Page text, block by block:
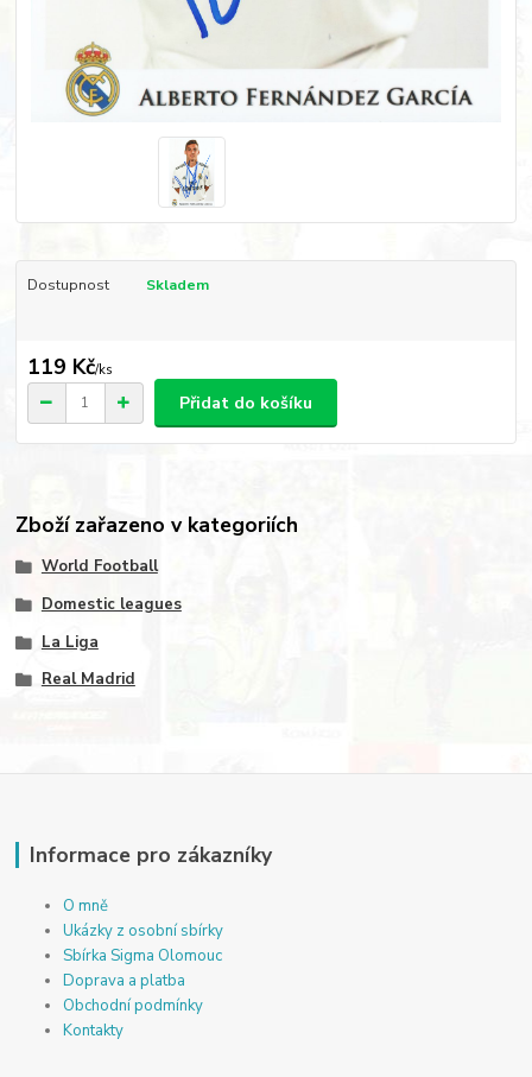
Dostupnost Skladem
119 Kč/ks
Přidat do košíku
Zboží zařazeno v kategoriích
World Football
Domestic leagues
La Liga
Real Madrid
Informace pro zákazníky
O mně
Ukázky z osobní sbírky
Sbírka Sigma Olomouc
Doprava a platba
Obchodní podmínky
Kontakty